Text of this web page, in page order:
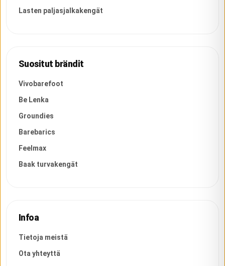
Lasten paljasjalkakengät
Suositut brändit
Vivobarefoot
Be Lenka
Groundies
Barebarics
Feelmax
Baak turvakengät
Infoa
Tietoja meistä
Ota yhteyttä